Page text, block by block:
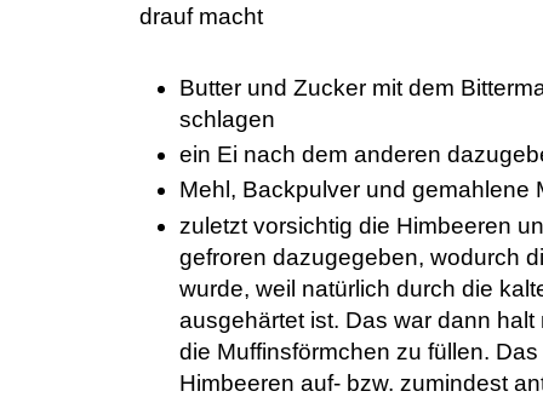
drauf macht
Butter und Zucker mit dem
schlagen
ein Ei nach dem anderen
Mehl, Backpulver und gemahlene
zuletzt vorsichtig die Himbeeren
gefroren dazugegeben, wodurch
wurde, weil natürlich durch die
ausgehärtet ist. Das war dann
die Muffinsförmchen zu füllen.
Himbeeren auf- bzw. zumindest